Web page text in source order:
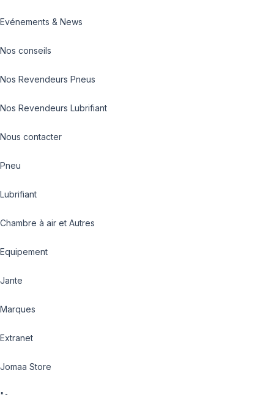
Evénements & News
Nos conseils
Nos Revendeurs Pneus
Nos Revendeurs Lubrifiant
Nous contacter
Pneu
Lubrifiant
Chambre à air et Autres
Equipement
Jante
Marques
Extranet
Jomaa Store